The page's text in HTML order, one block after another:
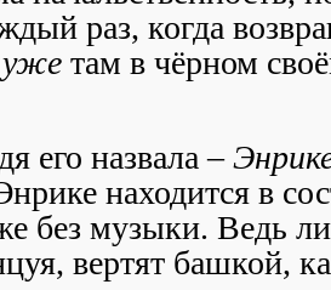
раз, когда
уже там в чёрном
его назвала –
находится в
без музыки. Ведь
вертят башкой,